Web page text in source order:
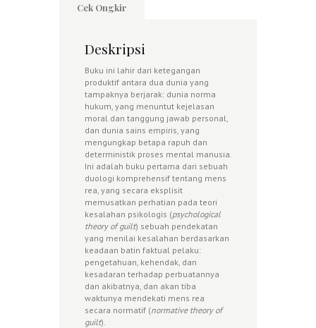
Cek Ongkir
Deskripsi
Buku ini lahir dari ketegangan
produktif antara dua dunia yang
tampaknya berjarak: dunia norma
hukum, yang menuntut kejelasan
moral dan tanggung jawab personal,
dan dunia sains empiris, yang
mengungkap betapa rapuh dan
deterministik proses mental manusia.
Ini adalah buku pertama dari sebuah
duologi komprehensif tentang mens
rea, yang secara eksplisit
memusatkan perhatian pada teori
kesalahan psikologis (psychological
theory of guilt) sebuah pendekatan
yang menilai kesalahan berdasarkan
keadaan batin faktual pelaku:
pengetahuan, kehendak, dan
kesadaran terhadap perbuatannya
dan akibatnya, dan akan tiba
waktunya mendekati mens rea
secara normatif (normative theory of
guilt).